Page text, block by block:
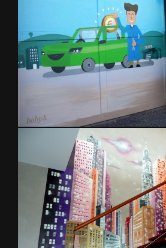
Garage self service -Cherbourg – avril 2015